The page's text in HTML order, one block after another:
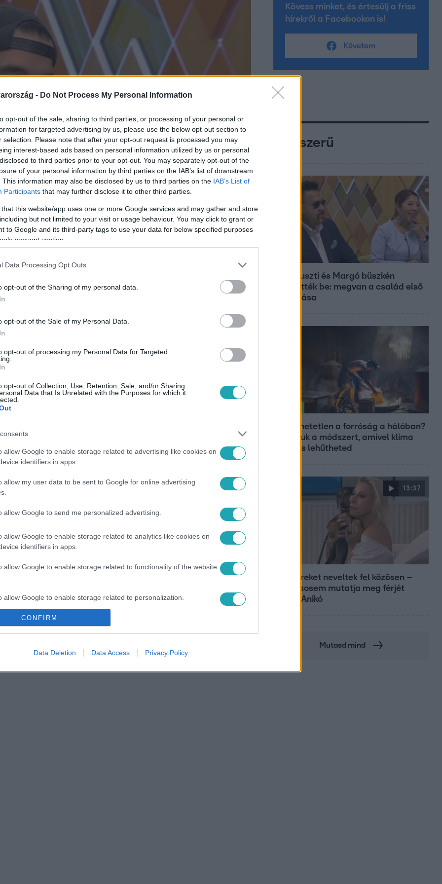
- Do Not Process My Personal Information
opt-out of the sale, sharing to third parties, or processing of your personal or
for targeted advertising by us, please use the below opt-out section to
selection. Please note that after your opt-out request is processed you may
interest-based ads based on personal information utilized by us or personal
to third parties prior to your opt-out. You may separately opt-out of the
of your personal information by third parties on the IAB’s list of downstream
This information may also be disclosed by us to third parties on the IAB’s List of
Participants that may further disclose it to other third parties.
that this website/app uses one or more Google services and may gather and store
but not limited to your visit or usage behaviour. You may click to grant or
to Google and its third-party tags to use your data for below specified purposes
consent section.
Data Processing Opt Outs
opt-out of the Sharing of my personal data.
opt-out of the Sale of my Personal Data.
opt-out of processing my Personal Data for Targeted
opt-out of Collection, Use, Retention, Sale, and/or Sharing
Data that Is Unrelated with the Purposes for which it
allow Google to enable storage related to advertising like cookies on
identifiers in apps.
allow my user data to be sent to Google for online advertising
allow Google to send me personalized advertising.
allow Google to enable storage related to analytics like cookies on
identifiers in apps.
allow Google to enable storage related to functionality of the website
allow Google to enable storage related to personalization.
allow Google to enable storage related to security, including
CONFIRM
Data Deletion Data Access Privacy Policy
első tetoválásait – nem divatból,
jobb karját díszítő nyolcas alakú kígyó
köldökzsinór a nyaka és a hónalja köré
szimbólum a Tarotban is erős
bal karjára Hanumán, a hindu
a videóból derül ki. Leventének
Tímea első könyvét jelentetik meg – a
vált, és valódi életfogytos ügyekről ír.
legyen a Google-találatokban!
#LAKATOS LEVENTE #TETOVÁLÁS
Kövess minket, és értesülj a friss
hírekről a Facebookon is!
Követem
Népszerű
Bódi Guszti és Margó büszkén
jelentették be: megvan a család első
diplomása
Elviselhetetlen a forróság a hálóban?
Mutatjuk a módszert, amivel klíma
nélkül is lehűtheted
13:37
Öt gyereket neveltek fel közösen –
szinte sosem mutatja meg férjét
Ungár Anikó
Mutasd mind